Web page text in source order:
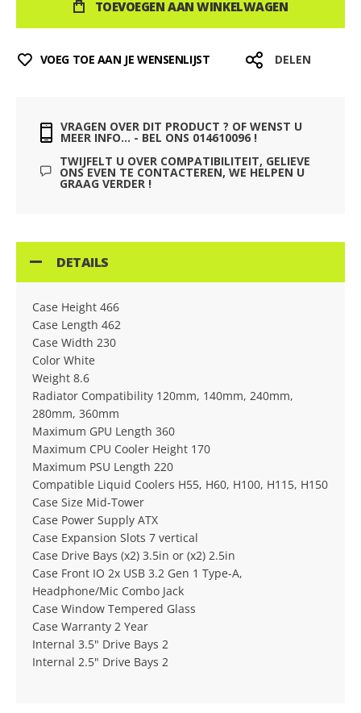
TOEVOEGEN AAN WINKELWAGEN
VOEG TOE AAN JE WENSENLIJST DELEN
VRAGEN OVER DIT PRODUCT ? OF WENST U
MEER INFO... - BEL ONS 014610096 !
TWIJFELT U OVER COMPATIBILITEIT, GELIEVE
ONS EVEN TE CONTACTEREN, WE HELPEN U
GRAAG VERDER !
DETAILS
Case Height 466
Case Length 462
Case Width 230
Color White
Weight 8.6
Radiator Compatibility 120mm, 140mm, 240mm,
280mm, 360mm
Maximum GPU Length 360
Maximum CPU Cooler Height 170
Maximum PSU Length 220
Compatible Liquid Coolers H55, H60, H100, H115, H150
Case Size Mid-Tower
Case Power Supply ATX
Case Expansion Slots 7 vertical
Case Drive Bays (x2) 3.5in or (x2) 2.5in
Case Front IO 2x USB 3.2 Gen 1 Type-A,
Headphone/Mic Combo Jack
Case Window Tempered Glass
Case Warranty 2 Year
Internal 3.5" Drive Bays 2
Internal 2.5" Drive Bays 2